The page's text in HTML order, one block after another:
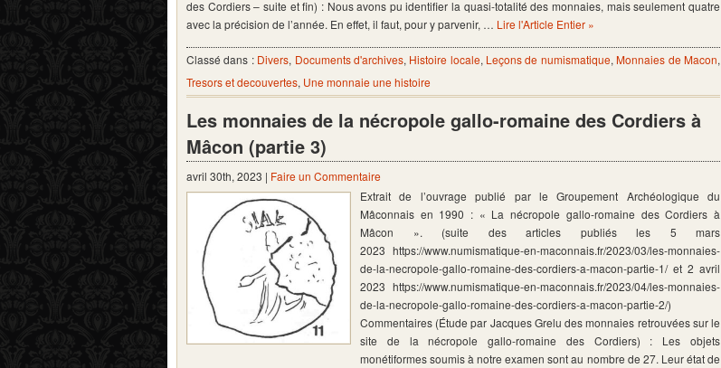
des Cordiers – suite et fin) : Nous avons pu identifier la quasi-totalité des monnaies, mais seulement quatre
avec la précision de l’année. En effet, il faut, pour y parvenir, … Lire l'Article Entier »
Classé dans : Divers, Documents d'archives, Histoire locale, Leçons de numismatique,Monnaies de Macon,
Tresors et decouvertes, Une monnaie une histoire
Les monnaies de la nécropole gallo-romaine des Cordiers à
Mâcon (partie 3)
avril 30th, 2023 | Faire un Commentaire
Extrait de l’ouvrage publié par le Groupement Archéologique du
Mâconnais en 1990 : « La nécropole gallo-romaine des Cordiers à
Mâcon ». (suite des articles publiés les 5 mars
2023 https://www.numismatique-en-maconnais.fr/2023/03/les-monnaies-
de-la-necropole-gallo-romaine-des-cordiers-a-macon-partie-1/ et 2 avril
2023 https://www.numismatique-en-maconnais.fr/2023/04/les-monnaies-
de-la-necropole-gallo-romaine-des-cordiers-a-macon-partie-2/)
Commentaires (Étude par Jacques Grelu des monnaies retrouvées sur le
site de la nécropole gallo-romaine des Cordiers) : Les objets
monétiformes soumis à notre examen sont au nombre de 27. Leur état de